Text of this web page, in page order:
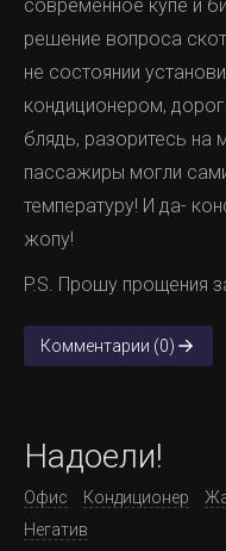
современное купе и
решение вопроса
не состоянии
кондиционером,
блядь, разоритесь на
пассажиры могли
температуру! И да-
жопу!
P.S. Прошу прощения
Комментарии (0)
Надоели!
Офис Кондиционер
Негатив